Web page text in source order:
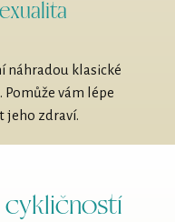
náhradou klasické
vám lépe
jeho zdraví.